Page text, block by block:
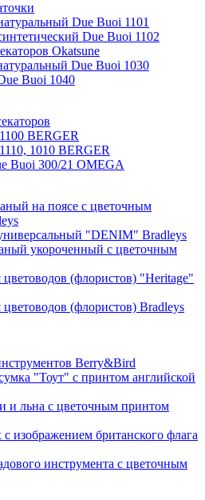
Due Buoi 1101
Due Buoi 1102
Okatsune
Due Buoi 1030
Buoi 1040
BERGER
1010 BERGER
Buoi 300/21 OMEGA
на поясе с цветочным
"DENIM" Bradleys
укороченный с цветочным
(флористов) "Heritage"
(флористов) Bradleys
Berry&Bird
"Тоут" с принтом английской
и льна с цветочным принтом
изображением британского флага
инструмента с цветочным